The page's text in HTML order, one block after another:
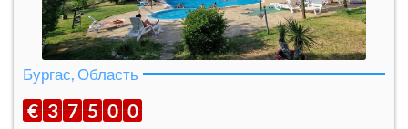
Бургас, Область
€ 3 7 5 0 0